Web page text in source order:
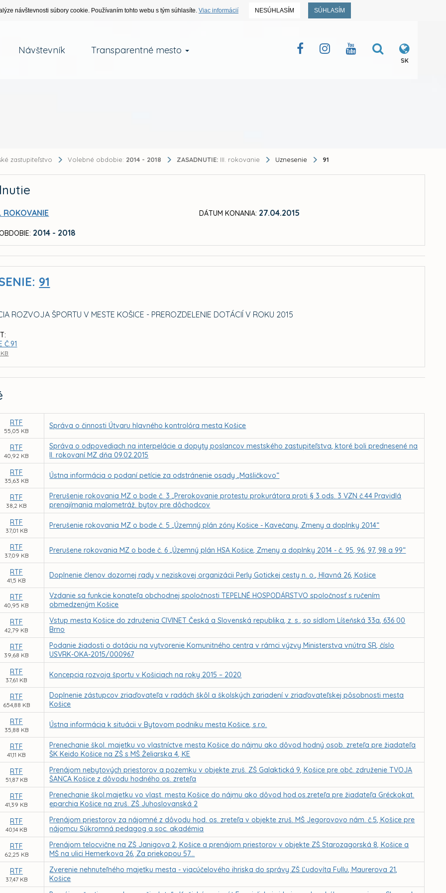
návštevnosti súbory cookie. Používaním tohto webu s tým súhlasíte. Viac informácií NESÚHLASÍM SÚHLASÍM
Návštevník Transparentné mesto
SK
zastupiteľstvo Volebné obdobie: 2014 - 2018 ZASADNUTIE: III. rokovanie Uznesenie 91
ROKOVANIE
2014 - 2018
DÁTUM KONANIA: 27.04.2015
91
ROZVOJA ŠPORTU V MESTE KOŠICE - PREROZDELENIE DOTÁCIÍ V ROKU 2015
Č.91
RTF
55,05 KB
Správa o činnosti Útvaru hlavného kontrolóra mesta Košice
RTF
40,92 KB
Správa o odpovediach na interpelácie a dopyty poslancov mestského zastupiteľstva, ktoré boli prednesené na
II. rokovaní MZ dňa 09.02.2015
RTF
35,63 KB
Ústna informácia o podaní petície za odstránenie osady „Mašličkovo“
RTF
38,2 KB
Prerušenie rokovania MZ o bode č. 3 „Prerokovanie protestu prokurátora proti § 3 ods. 3 VZN č.44 Pravidlá
prenajímania malometráž. bytov pre dôchodcov
RTF
37,01 KB
Prerušenie rokovania MZ o bode č. 5 „Územný plán zóny Košice - Kavečany, Zmeny a doplnky 2014“
RTF
37,09 KB
Prerušene rokovania MZ o bode č. 6 „Územný plán HSA Košice, Zmeny a doplnky 2014 - č. 95, 96, 97, 98 a 99“
RTF
41,5 KB
Doplnenie členov dozornej rady v neziskovej organizácii Perly Gotickej cesty n. o., Hlavná 26, Košice
RTF
40,95 KB
Vzdanie sa funkcie konateľa obchodnej spoločnosti TEPELNÉ HOSPODÁRSTVO spoločnosť s ručením
obmedzeným Košice
RTF
42,79 KB
Vstup mesta Košice do združenia CIVINET Česká a Slovenská republika, z. s., so sídlom Líšeňská 33a, 636 00
Brno
RTF
39,68 KB
Podanie žiadosti o dotáciu na vytvorenie Komunitného centra v rámci výzvy Ministerstva vnútra SR, číslo
USVRK-OKA-2015/000967
RTF
37,61 KB
Koncepcia rozvoja športu v Košiciach na roky 2015 – 2020
RTF
654,88 KB
Doplnenie zástupcov zriaďovateľa v radách škôl a školských zariadení v zriaďovateľskej pôsobnosti mesta
Košice
RTF
35,88 KB
Ústna informácia k situácii v Bytovom podniku mesta Košice, s.r.o.
RTF
41,11 KB
Prenechanie škol. majetku vo vlastníctve mesta Košice do nájmu ako dôvod hodný osob. zreteľa pre žiadateľa
ŠK Keido Košice na ZŠ s MŠ Želiarska 4, KE
RTF
51,87 KB
Prenájom nebytových priestorov a pozemku v objekte zruš. ZŠ Galaktická 9, Košice pre obč. združenie TVOJA
ŠANCA Košice z dôvodu hodného os. zreteľa
RTF
41,39 KB
Prenechanie škol.majetku vo vlast. mesta Košice do nájmu ako dôvod hod.os.zreteľa pre žiadateľa Gréckokat.
eparchia Košice na zruš. ZŠ Juhoslovanská 2
RTF
40,14 KB
Prenájom priestorov za nájomné z dôvodu hod. os. zreteľa v objekte zruš. MŠ Jegorovovo nám. č.5, Košice pre
nájomcu Súkromná pedagog a soc. akadémia
RTF
62,25 KB
Prenájom telocvične na ZŠ Janigova 2, Košice a prenájom priestorov v objekte ZŠ Starozagorská 8, Košice a
MŠ na ulici Hemerkova 26, Za priekopou 57...
RTF
37,47 KB
Zverenie nehnuteľného majetku mesta - viacúčelového ihriska do správy ZŠ Ľudovíta Fullu, Maurerova 21,
Košice